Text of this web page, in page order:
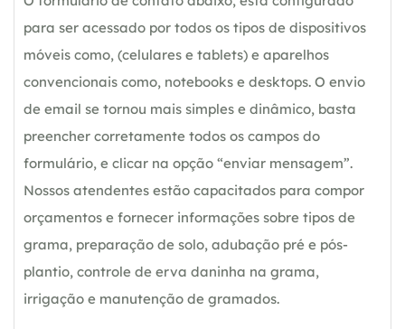
para ser acessado por todos os tipos de dispositivos
móveis como, (celulares e tablets) e aparelhos
convencionais como, notebooks e desktops. O envio
de email se tornou mais simples e dinâmico, basta
preencher corretamente todos os campos do
formulário, e clicar na opção “enviar mensagem”.
Nossos atendentes estão capacitados para compor
orçamentos e fornecer informações sobre tipos de
grama, preparação de solo, adubação pré e pós-
plantio, controle de erva daninha na grama,
irrigação e manutenção de gramados.